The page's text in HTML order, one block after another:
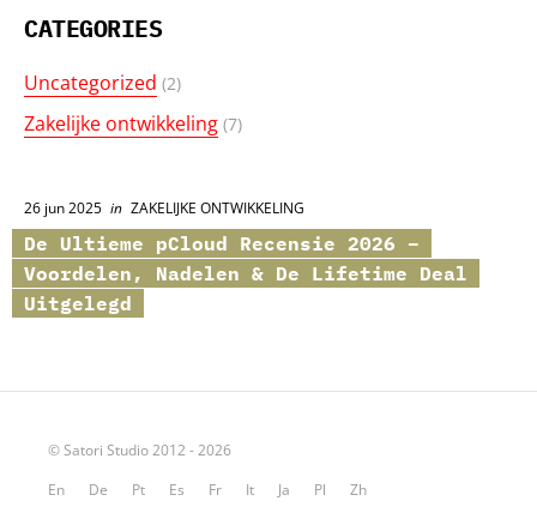
CATEGORIES
Uncategorized (2)
Zakelijke ontwikkeling (7)
26 jun 2025 in ZAKELIJKE ONTWIKKELING
De Ultieme pCloud Recensie 2026 –
Voordelen, Nadelen & De Lifetime Deal
Uitgelegd
© Satori Studio 2012 - 2026
En
De Pt Es Fr It Ja Pl Zh